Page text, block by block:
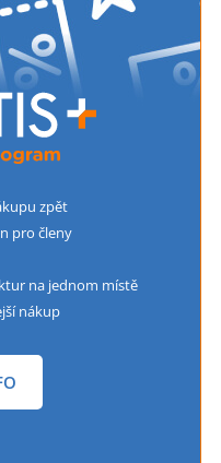
zpět
pro členy
na jednom místě
nákup